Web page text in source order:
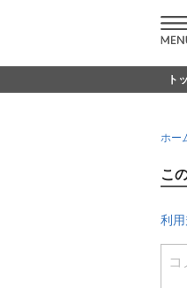
ト
ホー
こ
利